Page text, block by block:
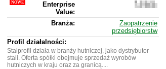
Enterprise
Value:
000
Branża:
Zaopatrzenie
przedsiębiorstw
Profil działalności:
Stalprofil działa w branży hutniczej, jako dystrybutor
stali. Oferta spółki obejmuje sprzedaż wyrobów
hutniczych w kraju oraz za granicą....